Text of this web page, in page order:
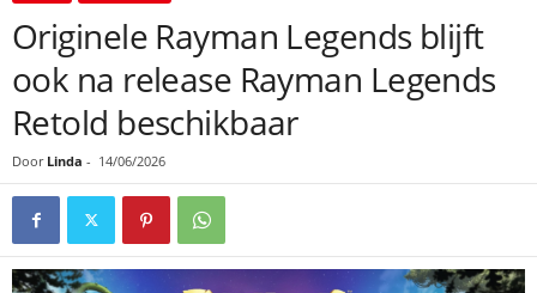
Originele Rayman Legends blijft
ook na release Rayman Legends
Retold beschikbaar
Door Linda - 14/06/2026